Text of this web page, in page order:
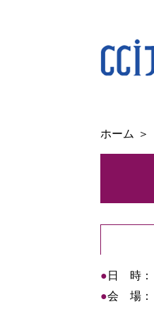
ホーム
● 日 時：
●会 場：